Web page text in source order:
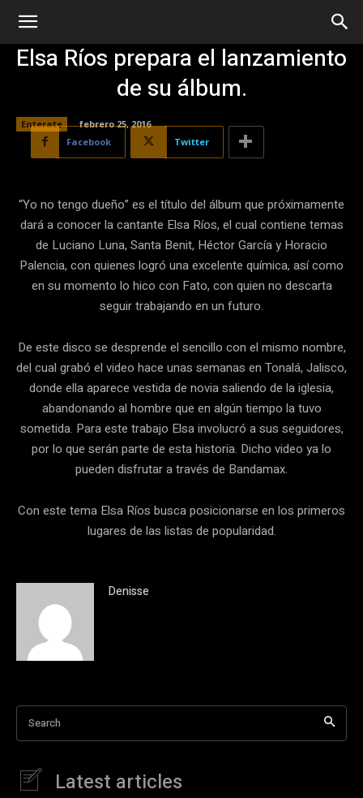
Elsa Ríos prepara el lanzamiento
de su álbum.
Enterate
febrero 25, 2016
Facebook
Twitter
“Yo no tengo dueño” es el título del álbum que próximamente
dará a conocer la cantante Elsa Ríos, el cual contiene temas
de Luciano Luna, Santa Benit, Héctor García y Horacio
Palencia, con quienes logró una excelente química, así como
en su momento lo hico con Fato, con quien no descarta
seguir trabajando en un futuro.
De este disco se desprende el sencillo con el mismo nombre,
del cual grabó el video hace unas semanas en Tonalá, Jalisco,
donde ella aparece vestida de novia saliendo de la iglesia,
abandonando al hombre que en algún tiempo la tuvo
sometida. Para este trabajo Elsa involucró a sus seguidores,
por lo que serán parte de esta historia. Dicho video ya lo
pueden disfrutar a través de Bandamax.
Con este tema Elsa Ríos busca posicionarse en los primeros
lugares de las listas de popularidad.
Denisse
Search
Latest articles